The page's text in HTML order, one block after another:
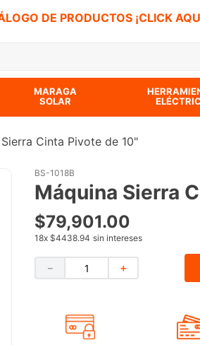
DE PRODUCTOS ¡CLICK
MARAGA
SOLAR
Cinta Pivote de 10"
BS-1018B
Máquina Sierra
$79,901.00
18x $4438.94 sin intereses
＋
－